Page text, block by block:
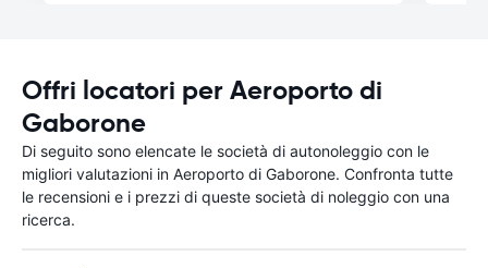
Offri locatori per Aeroporto di
Gaborone
Di seguito sono elencate le società di autonoleggio con le
migliori valutazioni in Aeroporto di Gaborone. Confronta tutte
le recensioni e i prezzi di queste società di noleggio con una
ricerca.